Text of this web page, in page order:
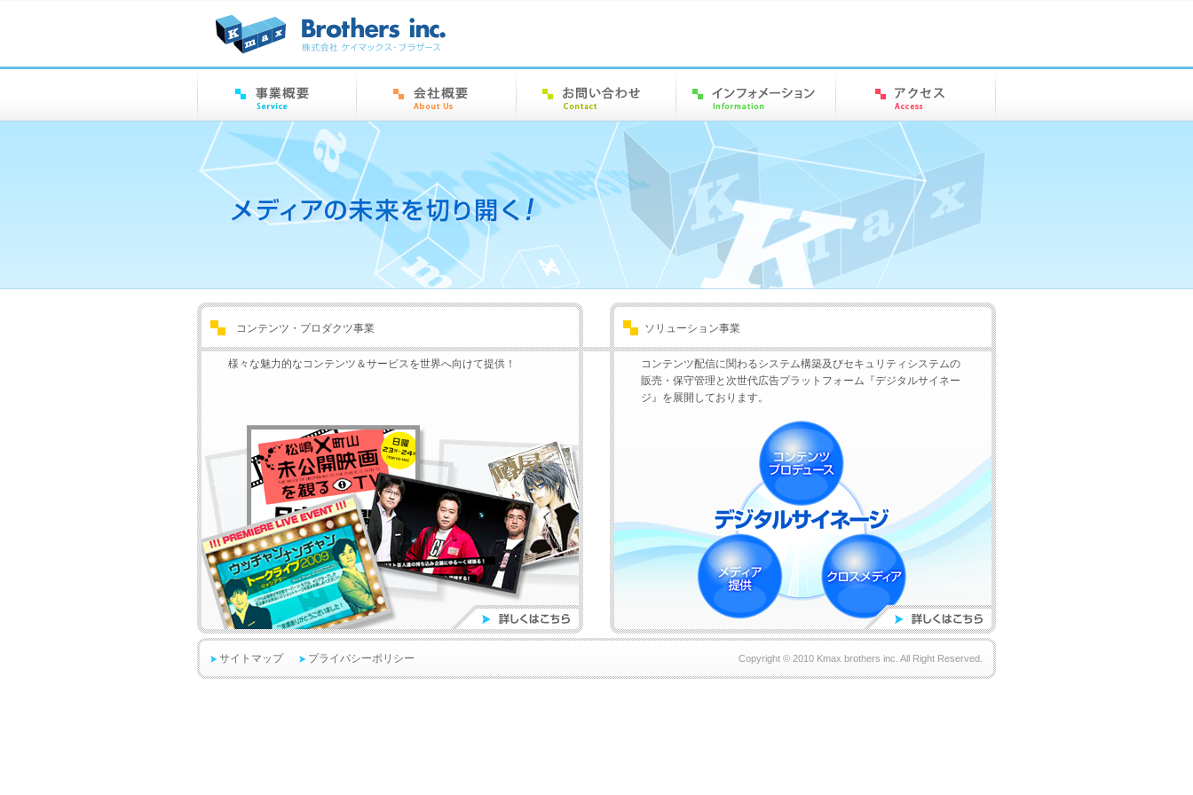
コンテンツ・プロダクツ事業
様々な魅力的なコンテンツ＆サービスを世界へ向けて提供！
ソリューション事業
コンテンツ配信に関わるシステム構築及びセキュリティシステムの
販売・保守管理と次世代広告プラットフォーム『デジタルサイネー
ジ』を展開しております。
サイトマップ プライバシーポリシー Copyright © 2010 Kmax brothers inc. All Right Reserved.